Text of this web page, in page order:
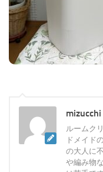
mizucchi
ルームク
ドメイド
の大人に
や編み物